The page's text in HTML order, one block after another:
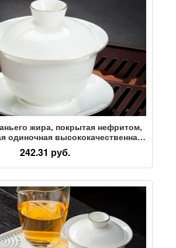
жира, покрытая нефритом,
одиночная высококачественная
для приготовления чая Кунг-фу
Дэхуа из белого фарфора,
чайный сервиз
242.31 руб.